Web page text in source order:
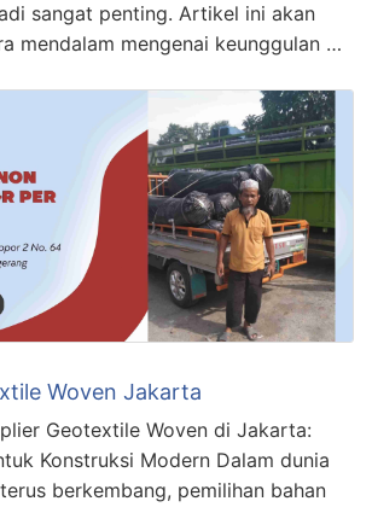
sangat penting. Artikel ini akan
mendalam mengenai keunggulan …
Woven Jakarta
Geotextile Woven di Jakarta:
Konstruksi Modern Dalam dunia
berkembang, pemilihan bahan